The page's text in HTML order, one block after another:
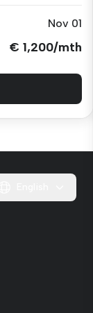
Nov 01
€ 1,200/mth